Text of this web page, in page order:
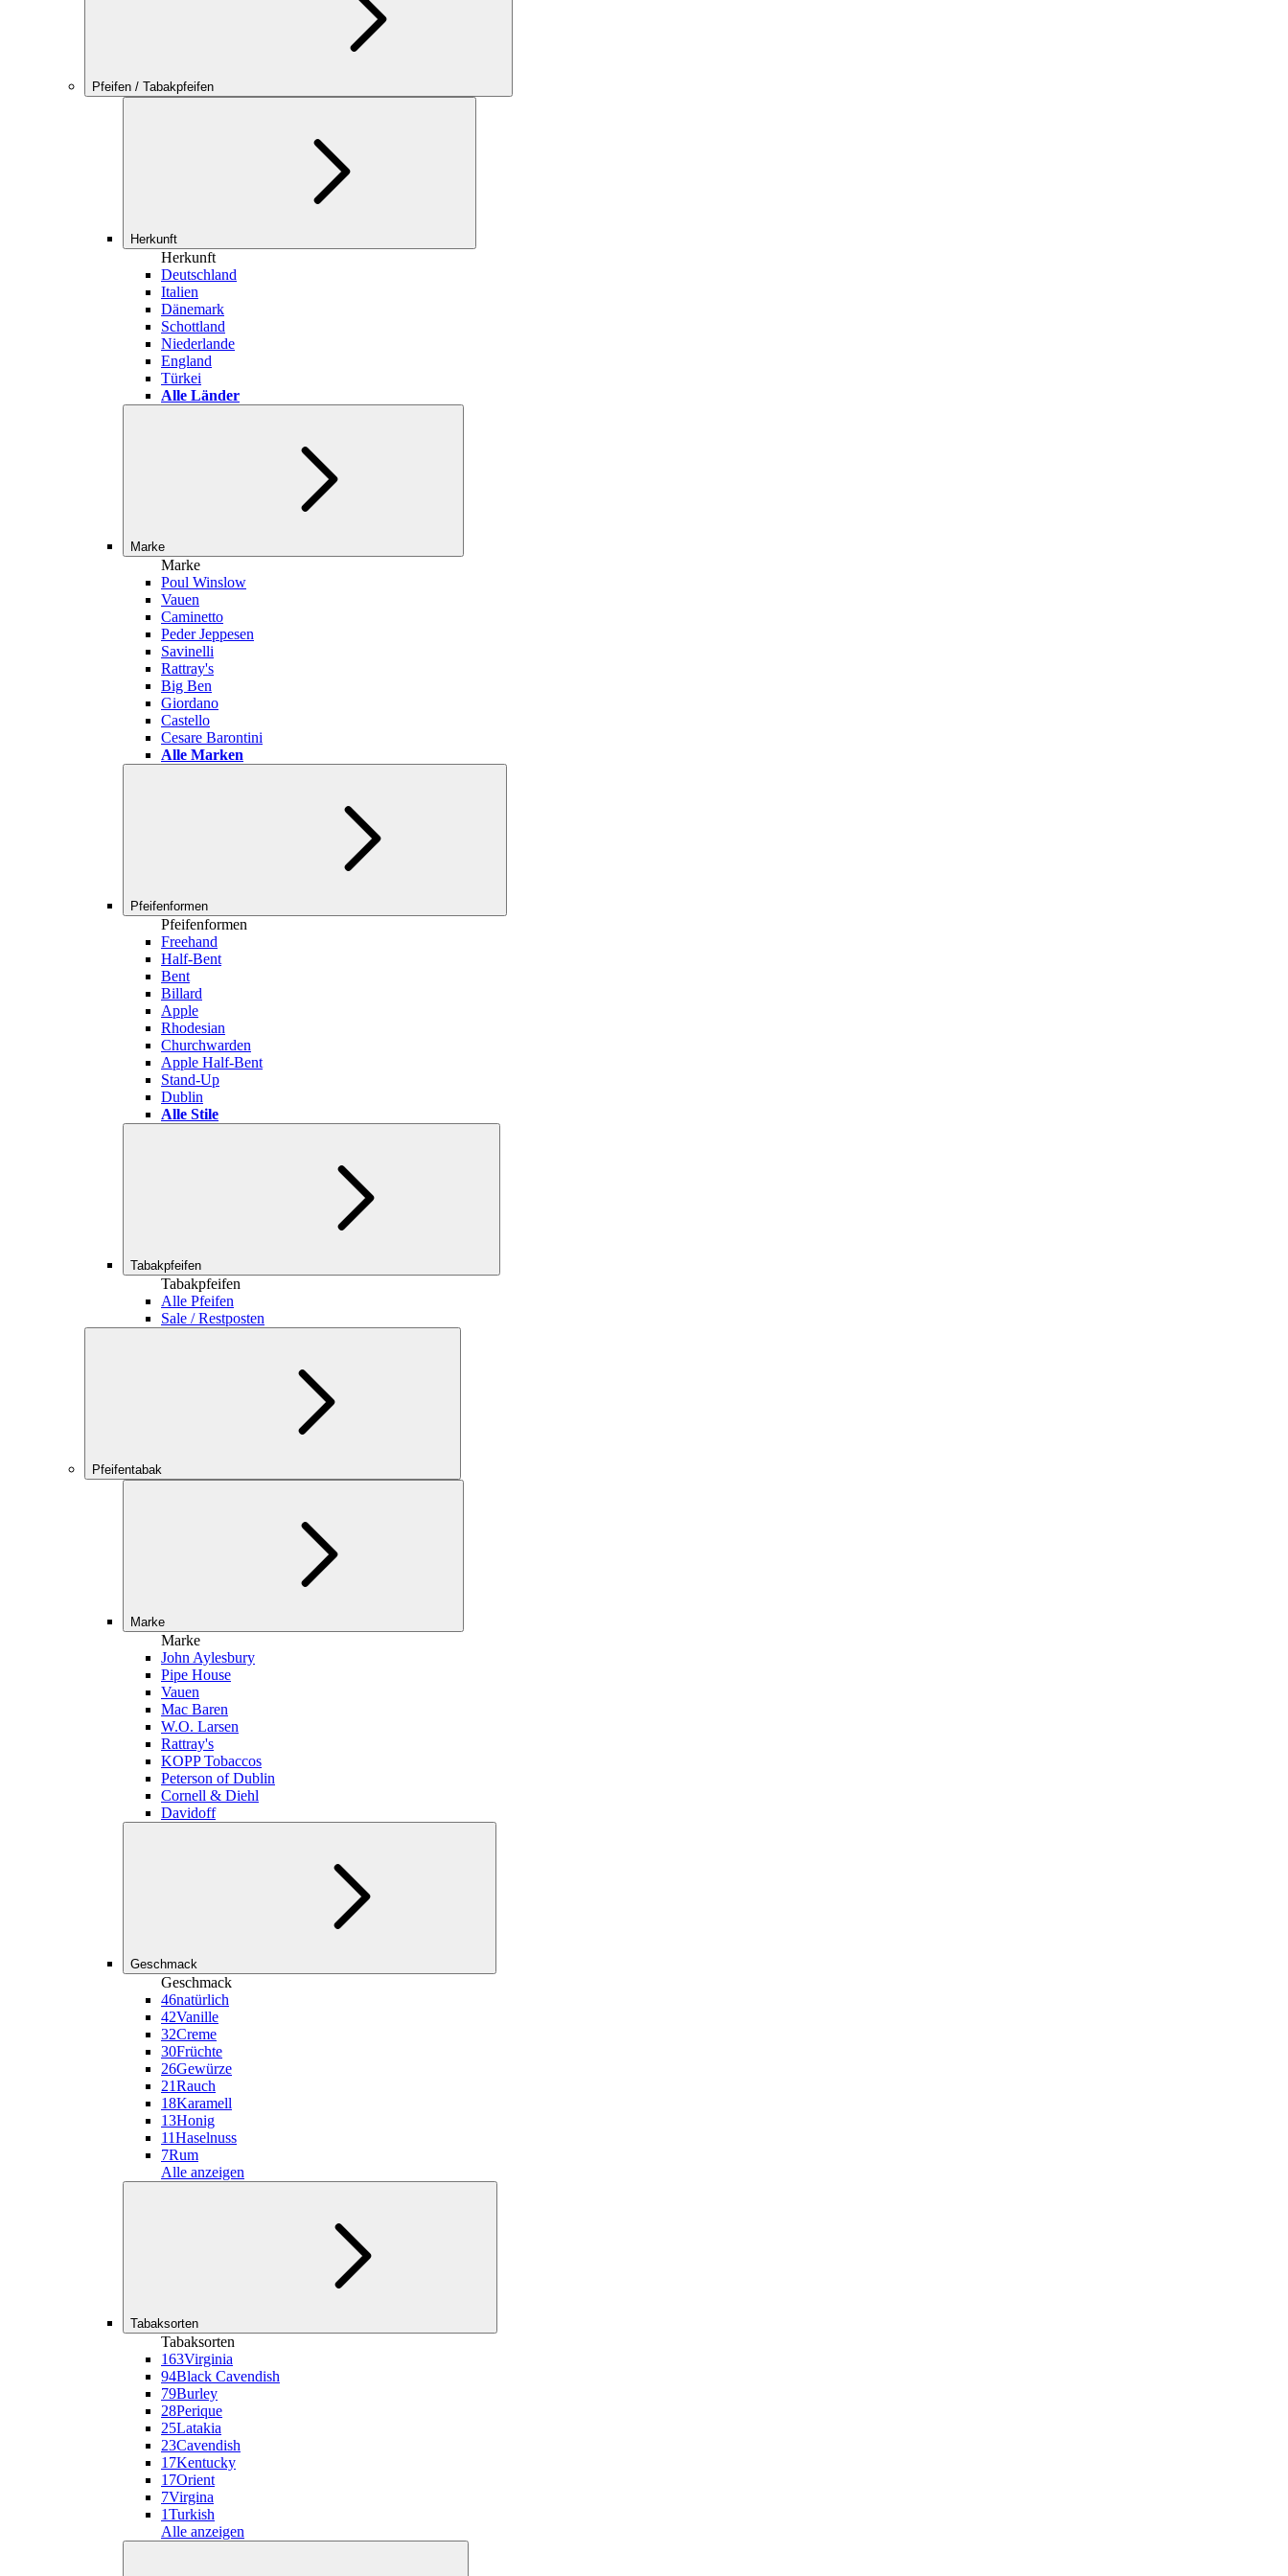
Pfeifen / Tabakpfeifen
Herkunft
Herkunft
Deutschland
Italien
Dänemark
Schottland
Niederlande
England
Türkei
Alle Länder
Marke
Marke
Poul Winslow
Vauen
Caminetto
Peder Jeppesen
Savinelli
Rattray's
Big Ben
Giordano
Castello
Cesare Barontini
Alle Marken
Pfeifenformen
Pfeifenformen
Freehand
Half-Bent
Bent
Billard
Apple
Rhodesian
Churchwarden
Apple Half-Bent
Stand-Up
Dublin
Alle Stile
Tabakpfeifen
Tabakpfeifen
Alle Pfeifen
Sale / Restposten
Pfeifentabak
Marke
Marke
John Aylesbury
Pipe House
Vauen
Mac Baren
W.O. Larsen
Rattray's
KOPP Tobaccos
Peterson of Dublin
Cornell & Diehl
Davidoff
Geschmack
Geschmack
46natürlich
42Vanille
32Creme
30Früchte
26Gewürze
21Rauch
18Karamell
13Honig
11Haselnuss
7Rum
Alle anzeigen
Tabaksorten
Tabaksorten
163Virginia
94Black Cavendish
79Burley
28Perique
25Latakia
23Cavendish
17Kentucky
17Orient
7Virgina
1Turkish
Alle anzeigen